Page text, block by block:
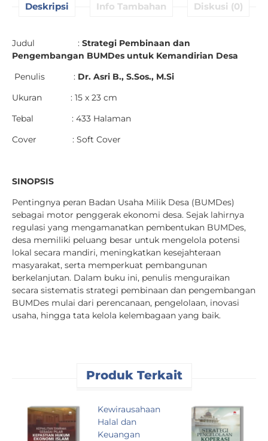
Deskripsi Info Tambahan Diskusi (0)
Judul : Strategi Pembinaan dan
Pengembangan BUMDes untuk Kemandirian Desa
Penulis : Dr. Asri B., S.Sos., M.Si
Ukuran : 15 x 23 cm
Tebal : 433 Halaman
Cover : Soft Cover
SINOPSIS
Pentingnya peran Badan Usaha Milik Desa (BUMDes)
sebagai motor penggerak ekonomi desa. Sejak lahirnya
regulasi yang mengamanatkan pembentukan BUMDes,
desa memiliki peluang besar untuk mengelola potensi
lokal secara mandiri, meningkatkan kesejahteraan
masyarakat, serta memperkuat pembangunan
berkelanjutan. Dalam buku ini, penulis menguraikan
secara sistematis strategi pembinaan dan pengembangan
BUMDes mulai dari perencanaan, pengelolaan, inovasi
usaha, hingga tata kelola kelembagaan yang baik.
Produk Terkait
Kewirausahaan
Halal dan
Keuangan